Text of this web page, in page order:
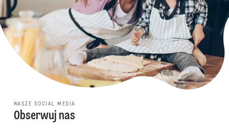
NASZE SOCIAL MEDIA
Obserwuj nas